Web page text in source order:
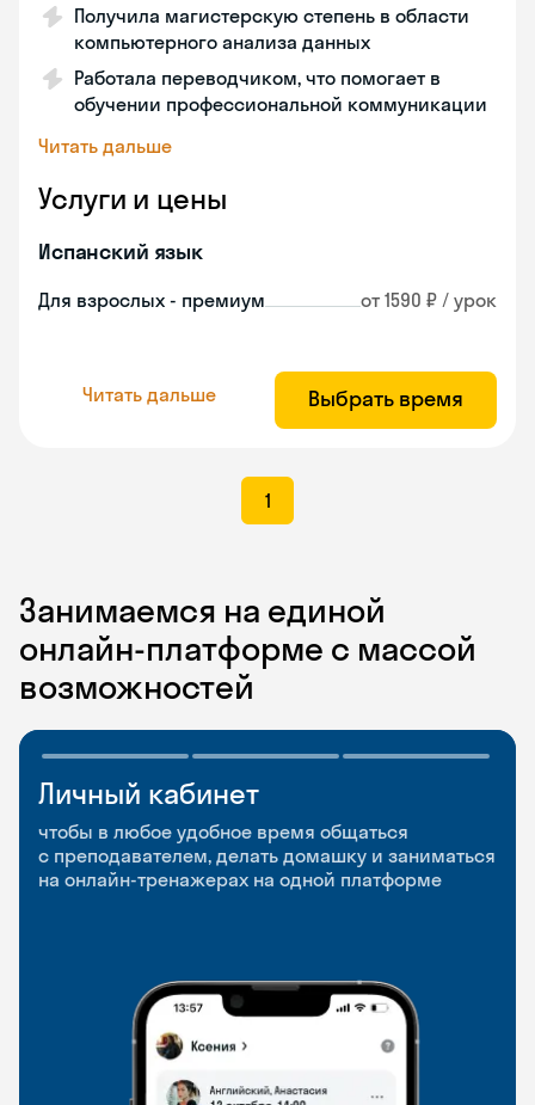
Получила магистерскую степень в области
компьютерного анализа данных
Работала переводчиком, что помогает в
обучении профессиональной коммуникации
Читать дальше
Услуги и цены
Испанский язык
Для взрослых - премиум от 1590 ₽ / урок
Читать дальше Выбрать время
1
Занимаемся на единой
онлайн-платформе с массой
возможностей
Личный кабинет
чтобы в любое удобное время общаться
с преподавателем, делать домашку и заниматься
на онлайн-тренажерах на одной платформе
Мобильное
приложение
чтобы заниматься и изучать новые слова где
и когда удобно
Разговорные клубы
и Talks
Групповые занятия для разговорной практики
и индивидуальные встречи с преподавателями